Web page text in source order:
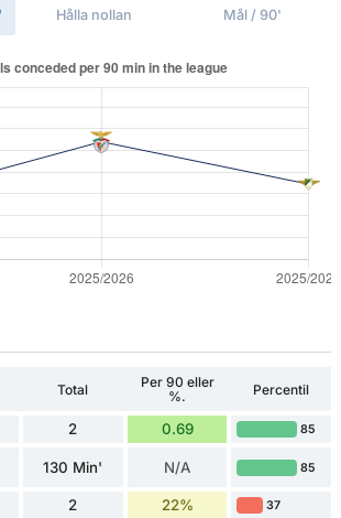
Hålla nollan Mål / 90'
Total
Per 90 eller
%.
Percentil
2 0.69 85
130 Min' N/A 85
2 22% 37